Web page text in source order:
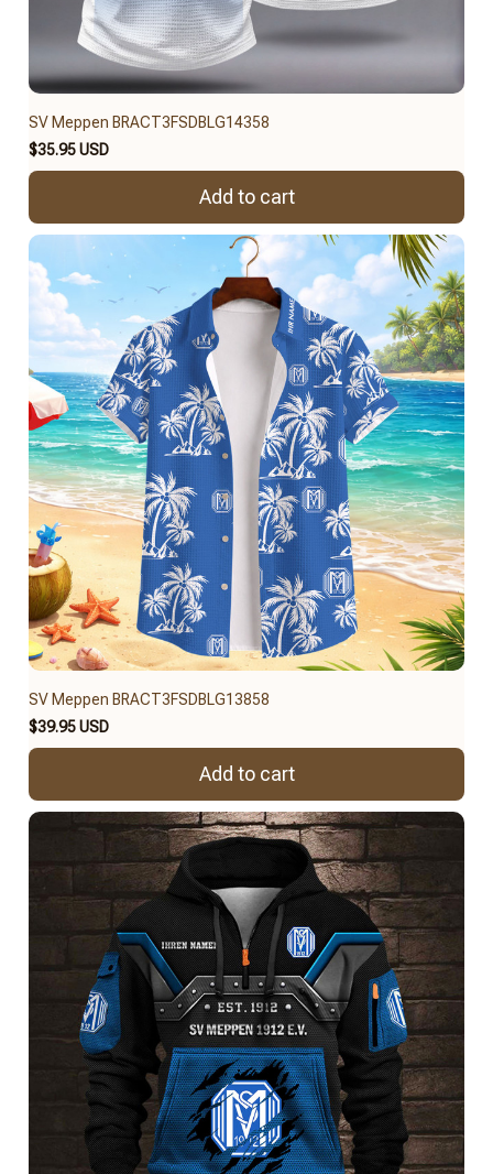
SV Meppen BRACT3FSDBLG14358
$35.95 USD
Add to cart
SV Meppen BRACT3FSDBLG13858
$39.95 USD
Add to cart